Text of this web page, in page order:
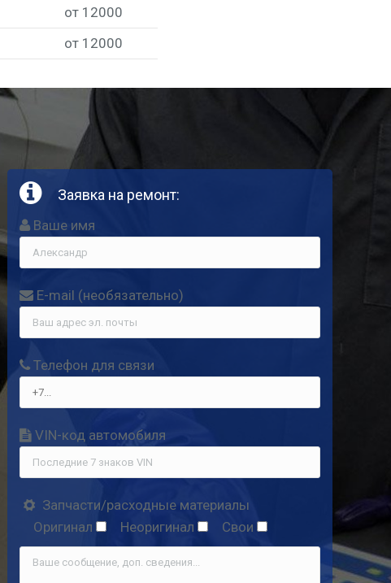
от 12000
от 12000
Заявка на ремонт:
Ваше имя
E-mail (необя­за­тель­но)
Теле­фон для связи
VIN-код автомобиля
Запчасти/расходные материалы
Ори­ги­нал
Неори­ги­нал Свои